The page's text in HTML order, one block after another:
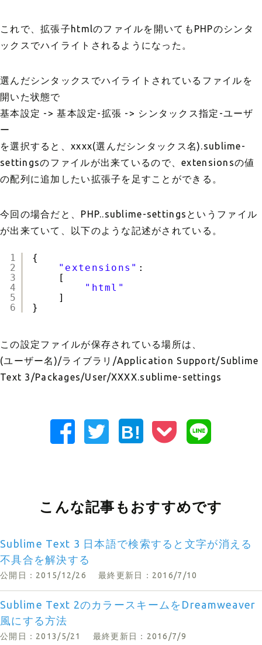
これで、拡張子htmlのファイルを開いてもPHPのシンタ
ックスでハイライトされるようになった。
選んだシンタックスでハイライトされているファイルを
開いた状態で
基本設定 -> 基本設定-拡張 -> シンタックス指定-ユーザ
ー
を選択すると、xxxx(選んだシンタックス名).sublime-
settingsのファイルが出来ているので、extensionsの値
の配列に追加したい拡張子を足すことができる。
今回の場合だと、PHP..sublime-settingsというファイル
が出来ていて、以下のような記述がされている。
1
2
3
4
5
6
{
"extensions" :
[
"html"
]
}
この設定ファイルが保存されている場所は、
(ユーザー名)/ライブラリ/Application Support/Sublime
Text 3/Packages/User/XXXX.sublime-settings
B!
こんな記事もおすすめです
Sublime Text 3 日本語で検索すると文字が消える
不具合を解決する
公開日：2015/12/26 最終更新日：2016/7/10
Sublime Text 2のカラースキームをDreamweaver
風にする方法
公開日：2013/5/21 最終更新日：2016/7/9